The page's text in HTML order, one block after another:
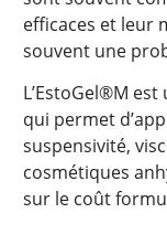
efficaces et leur
souvent une
L’EstoGel®M
qui permet
suspensivité,
cosmétiques
sur le coût